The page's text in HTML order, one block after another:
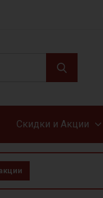
Скидки и Акции